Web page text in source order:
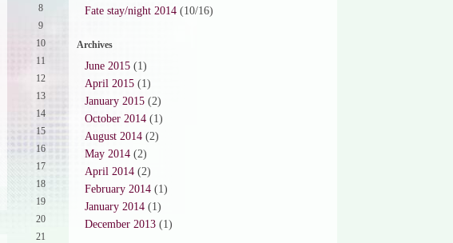
8
9
10
11
12
13
14
15
16
17
18
19
20
21
Fate stay/night 2014 (10/16)
Archives
June 2015 (1)
April 2015 (1)
January 2015 (2)
October 2014 (1)
August 2014 (2)
May 2014 (2)
April 2014 (2)
February 2014 (1)
January 2014 (1)
December 2013 (1)